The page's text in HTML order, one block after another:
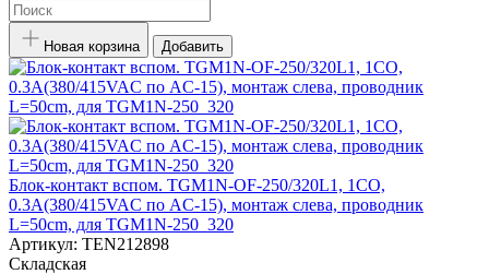
Новая корзина Добавить
Блок-контакт вспом. TGM1N-OF-250/320L1, 1CO,
0.3А(380/415VAC по AC-15), монтаж слева, проводник
L=50cm, для TGM1N-250_320
Артикул: TEN212898
Складская